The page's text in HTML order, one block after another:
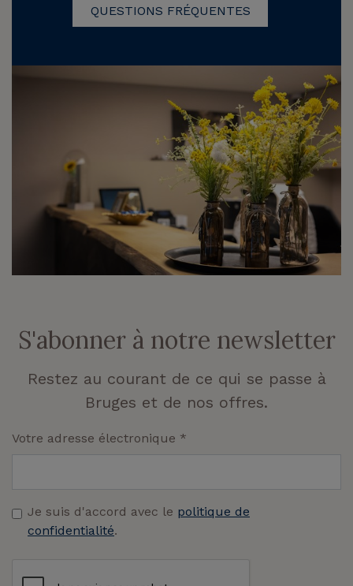
QUESTIONS FRÉQUENTES
S'abonner à notre newsletter
Restez au courant de ce qui se passe à
Bruges et de nos offres.
Votre adresse électronique *
Je suis d'accord avec le politique de
confidentialité.